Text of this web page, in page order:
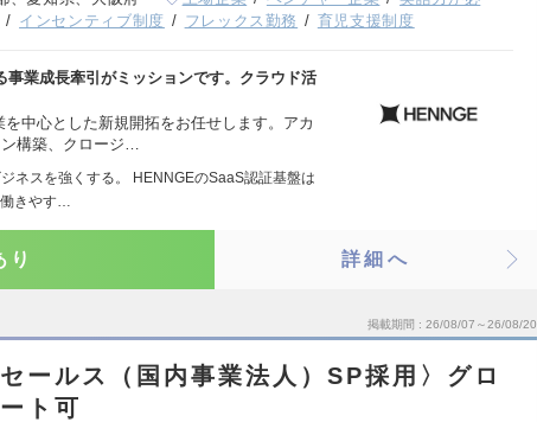
インセンティブ制度 フレックス勤務 育児支援制度
事業成長牽引がミッションです。クラウド活
を中心とした新規開拓をお任せします。アカ
構築、クロージ…
ネスを強くする。 HENNGEのSaaS認証基盤は
きやす…
り 詳細へ
掲載期間 26/08/07～26/08/20
ールス（国内事業法人）SP採用〉グロ
ト可